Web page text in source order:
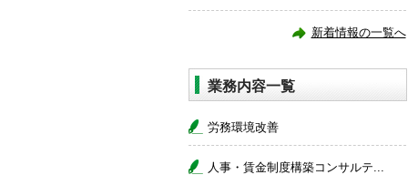
新着情報の一覧へ
業務内容一覧
労務環境改善
人事・賃金制度構築コンサルテ...